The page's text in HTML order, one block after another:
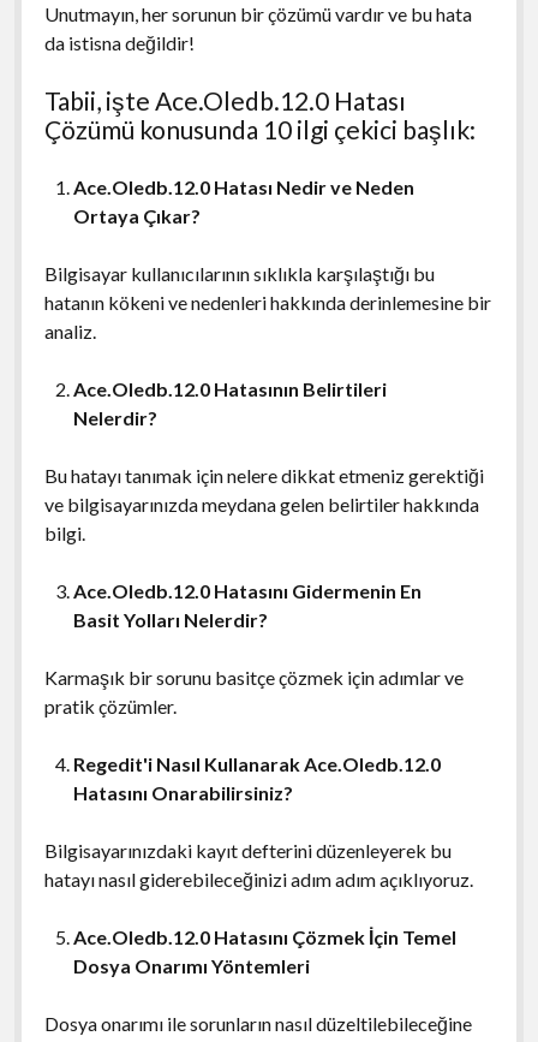
Unutmayın, her sorunun bir çözümü vardır ve bu hata
da istisna değildir!
Tabii, işte Ace.Oledb.12.0 Hatası
Çözümü konusunda 10 ilgi çekici başlık:
Ace.Oledb.12.0 Hatası Nedir ve Neden
Ortaya Çıkar?
Bilgisayar kullanıcılarının sıklıkla karşılaştığı bu
hatanın kökeni ve nedenleri hakkında derinlemesine bir
analiz.
Ace.Oledb.12.0 Hatasının Belirtileri
Nelerdir?
Bu hatayı tanımak için nelere dikkat etmeniz gerektiği
ve bilgisayarınızda meydana gelen belirtiler hakkında
bilgi.
Ace.Oledb.12.0 Hatasını Gidermenin En
Basit Yolları Nelerdir?
Karmaşık bir sorunu basitçe çözmek için adımlar ve
pratik çözümler.
Regedit'i Nasıl Kullanarak Ace.Oledb.12.0
Hatasını Onarabilirsiniz?
Bilgisayarınızdaki kayıt defterini düzenleyerek bu
hatayı nasıl giderebileceğinizi adım adım açıklıyoruz.
Ace.Oledb.12.0 Hatasını Çözmek İçin Temel
Dosya Onarımı Yöntemleri
Dosya onarımı ile sorunların nasıl düzeltilebileceğine